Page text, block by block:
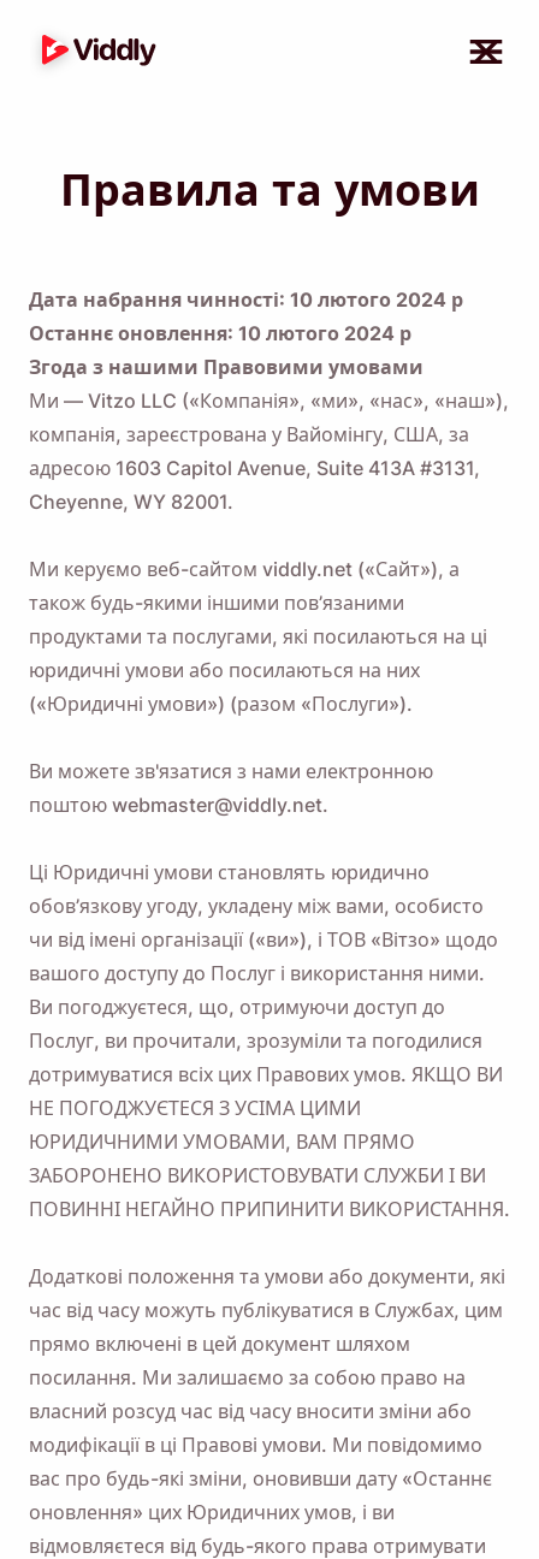
Правила та умови
Дата набрання чинності: 10 лютого 2024 р
Останнє оновлення: 10 лютого 2024 р
Згода з нашими Правовими умовами
Ми — Vitzo LLC («Компанія», «ми», «нас», «наш»),
компанія, зареєстрована у Вайомінгу, США, за
адресою 1603 Capitol Avenue, Suite 413A #3131,
Cheyenne, WY 82001.
Ми керуємо веб-сайтом viddly.net («Сайт»), а
також будь-якими іншими пов’язаними
продуктами та послугами, які посилаються на ці
юридичні умови або посилаються на них
(«Юридичні умови») (разом «Послуги»).
Ви можете зв'язатися з нами електронною
поштою webmaster@viddly.net.
Ці Юридичні умови становлять юридично
обов’язкову угоду, укладену між вами, особисто
чи від імені організації («ви»), і ТОВ «Вітзо» щодо
вашого доступу до Послуг і використання ними.
Ви погоджуєтеся, що, отримуючи доступ до
Послуг, ви прочитали, зрозуміли та погодилися
дотримуватися всіх цих Правових умов. ЯКЩО ВИ
НЕ ПОГОДЖУЄТЕСЯ З УСІМА ЦИМИ
ЮРИДИЧНИМИ УМОВАМИ, ВАМ ПРЯМО
ЗАБОРОНЕНО ВИКОРИСТОВУВАТИ СЛУЖБИ І ВИ
ПОВИННІ НЕГАЙНО ПРИПИНИТИ ВИКОРИСТАННЯ.
Додаткові положення та умови або документи, які
час від часу можуть публікуватися в Службах, цим
прямо включені в цей документ шляхом
посилання. Ми залишаємо за собою право на
власний розсуд час від часу вносити зміни або
модифікації в ці Правові умови. Ми повідомимо
вас про будь-які зміни, оновивши дату «Останнє
оновлення» цих Юридичних умов, і ви
відмовляєтеся від будь-якого права отримувати